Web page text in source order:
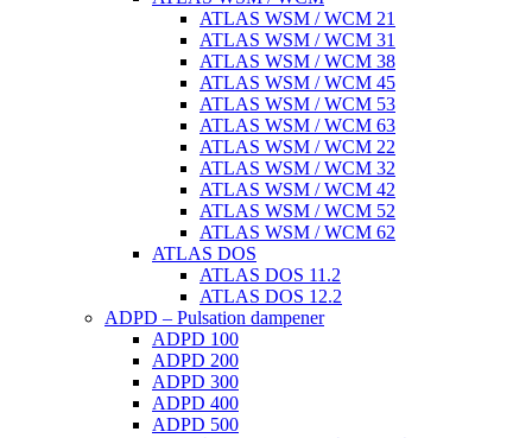
ATLAS WSM / WCM 21
ATLAS WSM / WCM 31
ATLAS WSM / WCM 38
ATLAS WSM / WCM 45
ATLAS WSM / WCM 53
ATLAS WSM / WCM 63
ATLAS WSM / WCM 22
ATLAS WSM / WCM 32
ATLAS WSM / WCM 42
ATLAS WSM / WCM 52
ATLAS WSM / WCM 62
ATLAS DOS
ATLAS DOS 11.2
ATLAS DOS 12.2
ADPD – Pulsation dampener
ADPD 100
ADPD 200
ADPD 300
ADPD 400
ADPD 500